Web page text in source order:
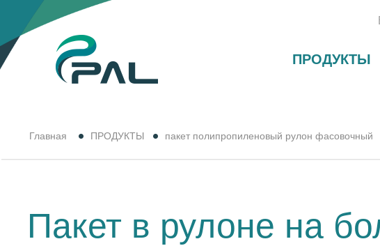
ПРОДУКТЫ
Главная ПРОДУКТЫ пакет полипропиленовый рулон фасовочный
Пакет в рулоне на